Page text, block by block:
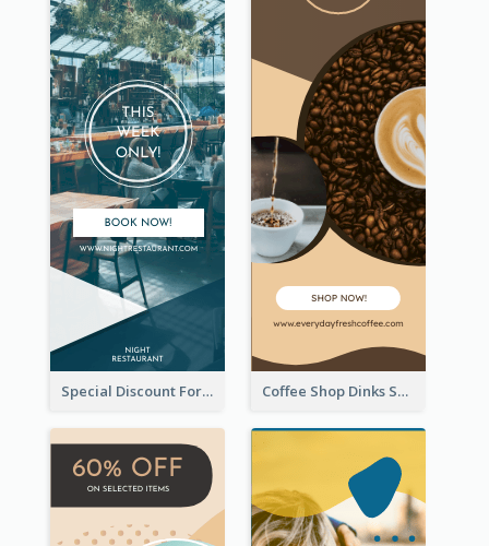
Special Discount For Dinner Wide Skyscraper Banner Coffee Shop Dinks Sale Wide Skyscraper Banner